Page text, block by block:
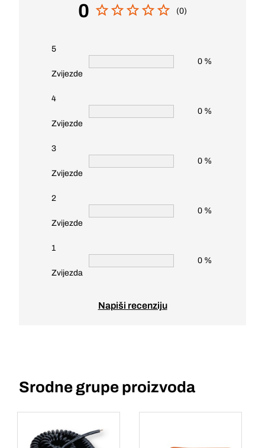
0 (0)
5
Zvijezde
0 %
4
Zvijezde
0 %
3
Zvijezde
0 %
2
Zvijezde
0 %
1
Zvijezda
0 %
Napiši recenziju
Srodne grupe proizvoda